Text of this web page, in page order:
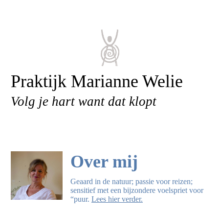
Praktijk Marianne Welie
Volg je hart want dat klopt
Over mij
Geaard in de natuur; passie voor reizen;
sensitief met een bijzondere voelspriet voor
“puur. Lees hier verder.